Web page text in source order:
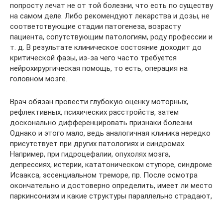
попросту лечат не от той болезни, что есть по существу
на самом деле. Либо рекомендуют лекарства и дозы, не
соответствующие стадии патогенеза, возрасту
пациента, сопутствующим патологиям, роду профессии и
т. д. В результате клиническое состояние доходит до
критической фазы, из-за чего часто требуется
нейрохирургическая помощь, то есть, операция на
головном мозге.
Врач обязан провести глубокую оценку моторных,
рефлективных, психических расстройств, затем
досконально дифференцировать признаки болезни.
Однако и этого мало, ведь аналогичная клиника нередко
присутствует при других патологиях и синдромах.
Например, при гидроцефалии, опухолях мозга,
депрессиях, истерии, кататоническом ступоре, синдроме
Исаакса, эссенциальном треморе, пр. После осмотра
окончательно и достоверно определить, имеет ли место
паркинсонизм и какие структуры параллельно страдают,